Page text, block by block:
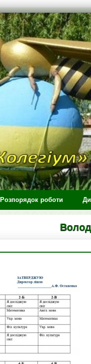
Розпорядок роботи